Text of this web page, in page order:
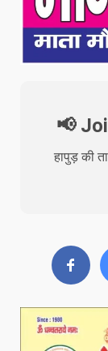
📢
हापुड़ की